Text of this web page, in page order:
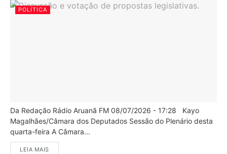
POLÍTICA
Da Redação Rádio Aruanã FM 08/07/2026 - 17:28 Kayo
Magalhães/Câmara dos Deputados Sessão do Plenário desta
quarta-feira A Câmara...
LEIA MAIS